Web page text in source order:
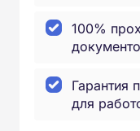
100%
Гарантия
для